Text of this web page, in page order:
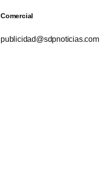
Comercial
publicidad@sdpnoticias.com